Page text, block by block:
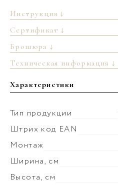
Инструкция ↓
Сертификат ↓
Брошюра ↓
Техническая информация ↓
Характеристики
Тип продукции
Штрих код EAN
Монтаж
Ширина, см
Высота, см